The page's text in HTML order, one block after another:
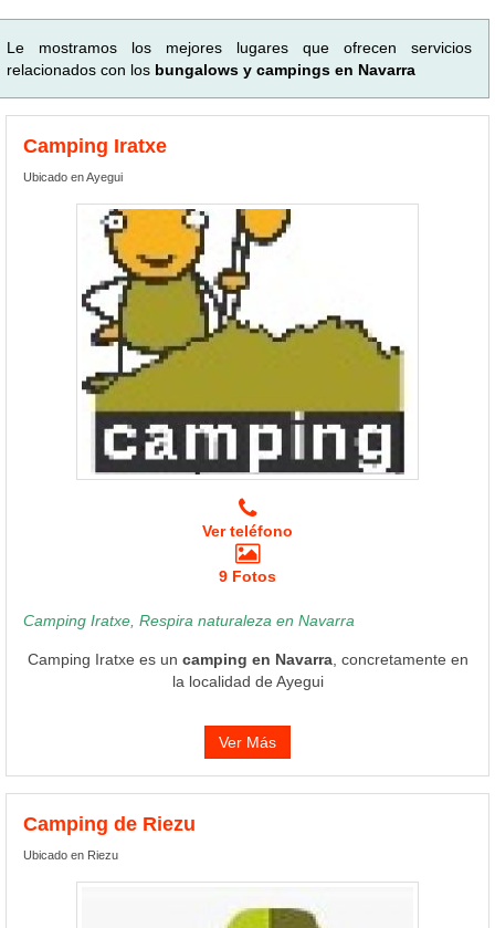
Le mostramos los mejores lugares que ofrecen servicios
relacionados con los bungalows y campings en Navarra
Camping Iratxe
Ubicado en Ayegui
Ver teléfono
9 Fotos
Camping Iratxe, Respira naturaleza en Navarra
Camping Iratxe es un camping en Navarra, concretamente en
la localidad de Ayegui
Ver Más
Camping de Riezu
Ubicado en Riezu